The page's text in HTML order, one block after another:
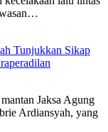
Tunjukkan Sikap
Jaksa Agung
Ardiansyah, yang